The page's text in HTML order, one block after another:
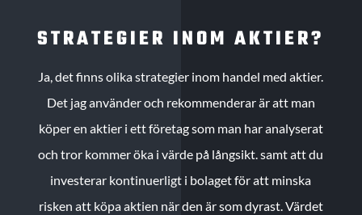
STRATEGIER INOM AKTIER?
Ja, det finns olika strategier inom handel med aktier.
Det jag använder och rekommenderar är att man
köper en aktier i ett företag som man har analyserat
och tror kommer öka i värde på långsikt. samt att du
investerar kontinuerligt i bolaget för att minska
risken att köpa aktien när den är som dyrast. Värdet